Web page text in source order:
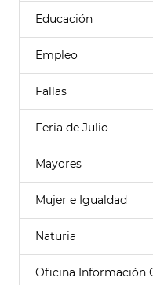
Educación
Empleo
Fallas
Feria de Julio
Mayores
Mujer e Igualdad
Naturia
Oficina Información